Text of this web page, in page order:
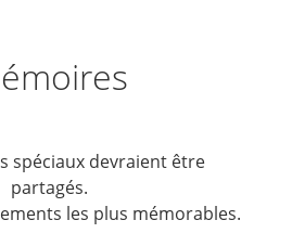
spéciaux devraient être
partagés.
les plus mémorables.